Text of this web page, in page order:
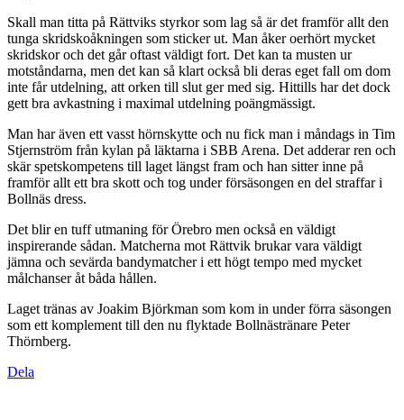
Skall man titta på Rättviks styrkor som lag så är det framför allt den
tunga skridskoåkningen som sticker ut. Man åker oerhört mycket
skridskor och det går oftast väldigt fort. Det kan ta musten ur
motståndarna, men det kan så klart också bli deras eget fall om dom
inte får utdelning, att orken till slut ger med sig. Hittills har det dock
gett bra avkastning i maximal utdelning poängmässigt.
Man har även ett vasst hörnskytte och nu fick man i måndags in Tim
Stjernström från kylan på läktarna i SBB Arena. Det adderar ren och
skär spetskompetens till laget längst fram och han sitter inne på
framför allt ett bra skott och tog under försäsongen en del straffar i
Bollnäs dress.
Det blir en tuff utmaning för Örebro men också en väldigt
inspirerande sådan. Matcherna mot Rättvik brukar vara väldigt
jämna och sevärda bandymatcher i ett högt tempo med mycket
målchanser åt båda hållen.
Laget tränas av Joakim Björkman som kom in under förra säsongen
som ett komplement till den nu flyktade Bollnästränare Peter
Thörnberg.
Dela